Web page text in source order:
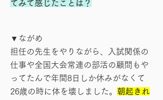
てみて感じたことは？
▼ながめ
担任の先生をやりながら、入試関係の
仕事や全国大会常連の部活の顧問もや
ってたんで年間8日しか休みがなくて
26歳の時に体を壊しました。 朝起きれ